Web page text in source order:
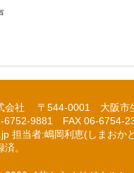
会社 〒544-0001 大阪市
6752-9881 FAX 06-6754-
担当者:嶋岡利恵(しまおか
。